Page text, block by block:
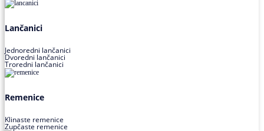
Lančanici
Jednoredni lančanici
Dvoredni lančanici
Troredni lančanici
Remenice
Klinaste remenice
Zupčaste remenice